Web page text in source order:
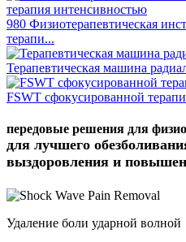
980 Физиотерапевтическая
терапи...
Терапевтическая машина
FSWT сфокусированной
передовые решения для
для лучшего
выздоровления и
Удаление боли ударной волной